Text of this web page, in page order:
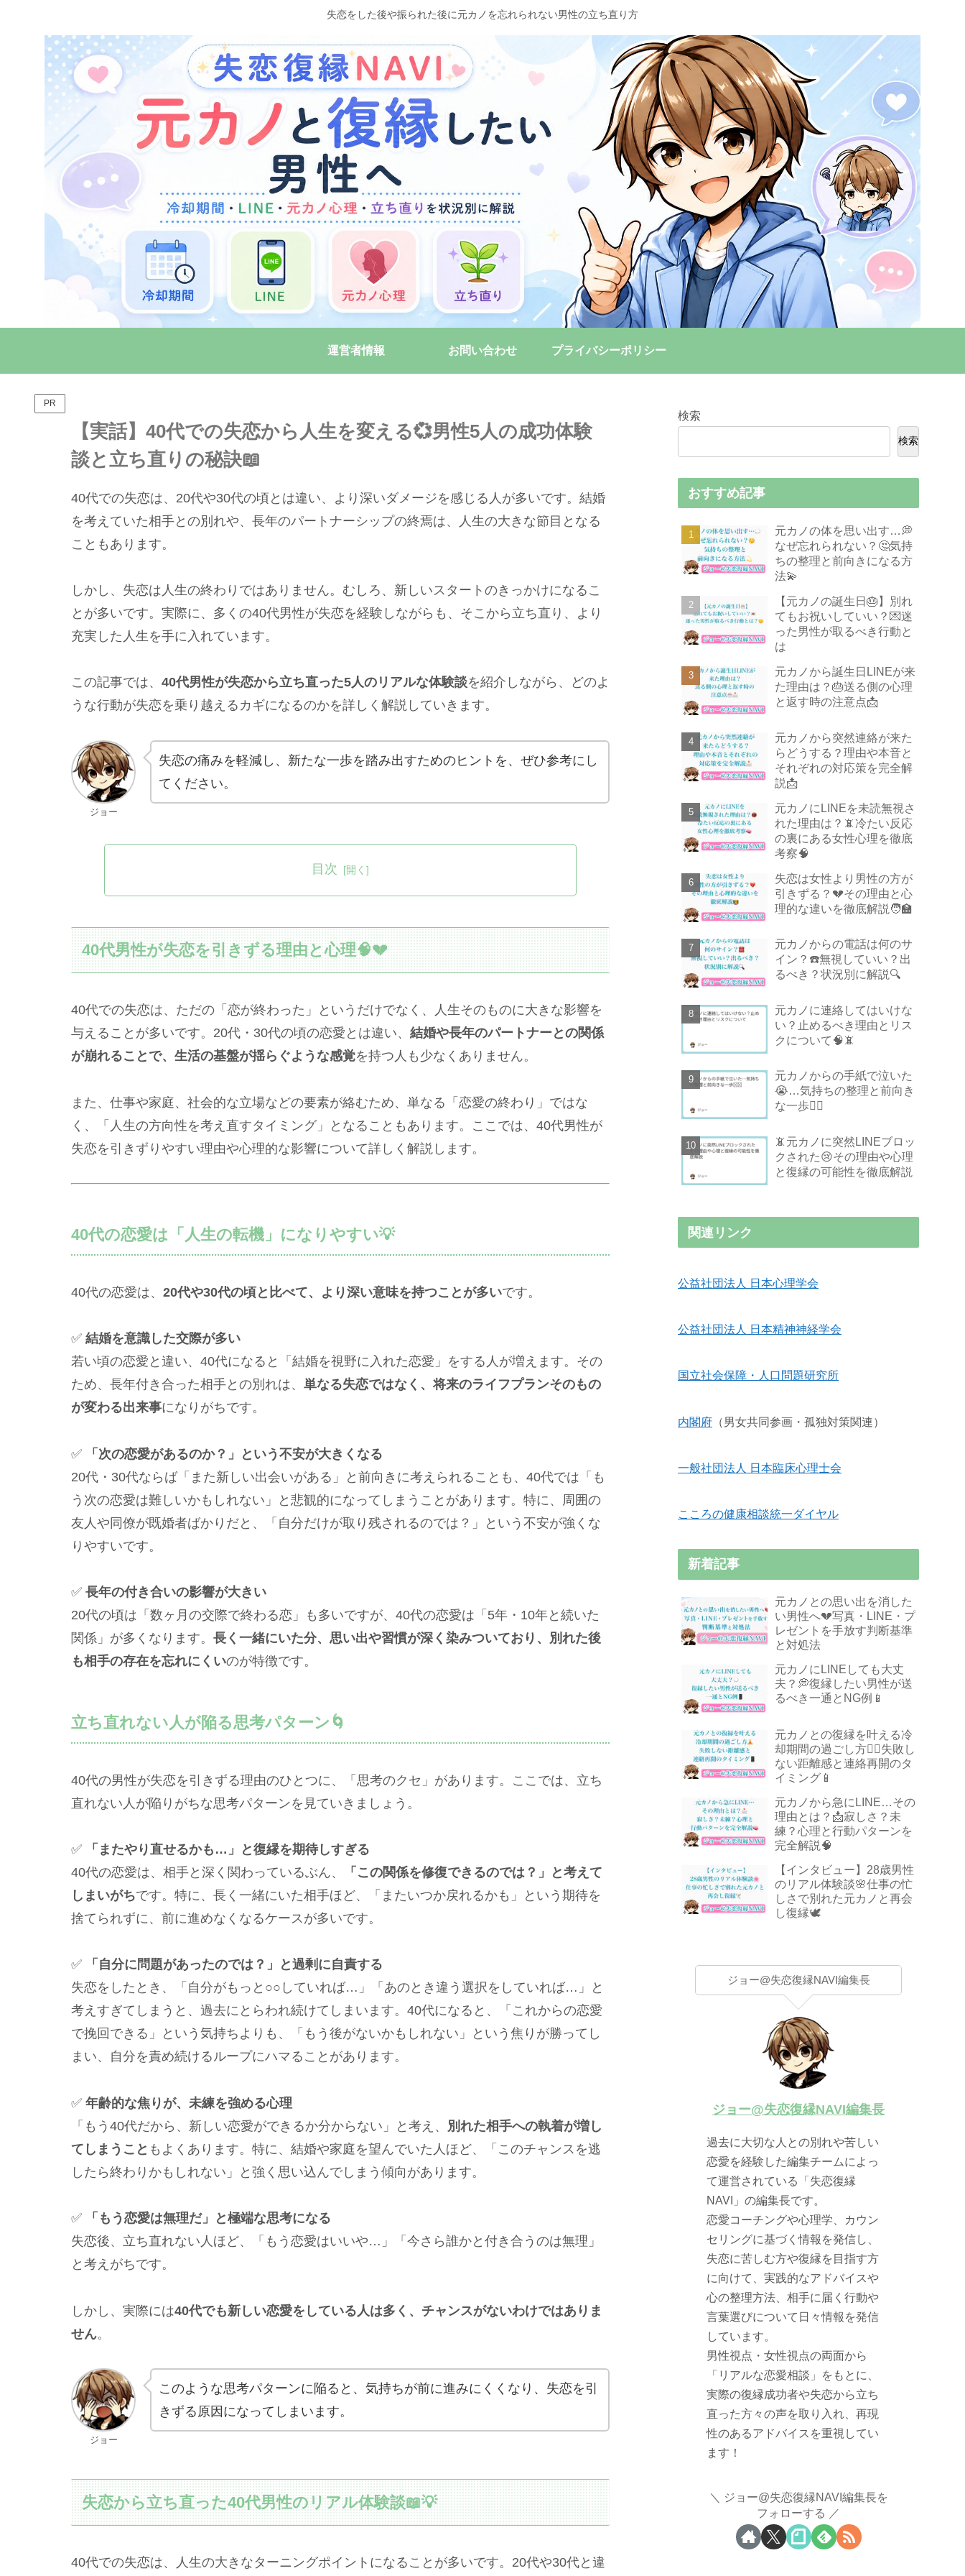
失恋をした後や振られた後に元カノを忘れられない男性の立ち直り方
運営者情報 お問い合わせ プライバシーポリシー
PR
【実話】40代での失恋から人生を変える💞男性5人の成功体験
談と立ち直りの秘訣📖
40代での失恋は、20代や30代の頃とは違い、より深いダメージを感じる人が多いです。結婚
を考えていた相手との別れや、長年のパートナーシップの終焉は、人生の大きな節目となる
こともあります。
しかし、失恋は人生の終わりではありません。むしろ、新しいスタートのきっかけになるこ
とが多いです。実際に、多くの40代男性が失恋を経験しながらも、そこから立ち直り、より
充実した人生を手に入れています。
この記事では、 40代男性が失恋から立ち直った5人のリアルな体験談を紹介しながら、どのよ
うな行動が失恋を乗り越えるカギになるのかを詳しく解説していきます。
ジョー
失恋の痛みを軽減し、新たな一歩を踏み出すためのヒントを、ぜひ参考にし
てください。
目次
40代男性が失恋を引きずる理由と心理🧠💔
40代での失恋は、ただの「恋が終わった」というだけでなく、人生そのものに大きな影響を
与えることが多いです。20代・30代の頃の恋愛とは違い、 結婚や長年のパートナーとの関係
が崩れることで、生活の基盤が揺らぐような感覚を持つ人も少なくありません。
また、仕事や家庭、社会的な立場などの要素が絡むため、単なる「恋愛の終わり」ではな
く、「人生の方向性を考え直すタイミング」となることもあります。ここでは、40代男性が
失恋を引きずりやすい理由や心理的な影響について詳しく解説します。
40代の恋愛は「人生の転機」になりやすい💡
40代の恋愛は、 20代や30代の頃と比べて、より深い意味を持つことが多いです。
✅ 結婚を意識した交際が多い
若い頃の恋愛と違い、40代になると「結婚を視野に入れた恋愛」をする人が増えます。その
ため、長年付き合った相手との別れは、 単なる失恋ではなく、将来のライフプランそのもの
が変わる出来事になりがちです。
✅
「次の恋愛があるのか？」という不安が大きくなる
20代・30代ならば「また新しい出会いがある」と前向きに考えられることも、40代では「も
う次の恋愛は難しいかもしれない」と悲観的になってしまうことがあります。特に、周囲の
友人や同僚が既婚者ばかりだと、「自分だけが取り残されるのでは？」という不安が強くな
りやすいです。
✅ 長年の付き合いの影響が大きい
20代の頃は「数ヶ月の交際で終わる恋」も多いですが、40代の恋愛は「5年・10年と続いた
関係」が多くなります。 長く一緒にいた分、思い出や習慣が深く染みついており、別れた後
も相手の存在を忘れにくいのが特徴です。
立ち直れない人が陥る思考パターン🌀
40代の男性が失恋を引きずる理由のひとつに、「思考のクセ」があります。ここでは、立ち
直れない人が陥りがちな思考パターンを見ていきましょう。
✅
「またやり直せるかも…」と復縁を期待しすぎる
40代の恋愛は、相手と深く関わっているぶん、
「この関係を修復できるのでは？」と考えて
しまいがちです。特に、長く一緒にいた相手ほど、「またいつか戻れるかも」という期待を
捨てられずに、前に進めなくなるケースが多いです。
✅
「自分に問題があったのでは？」と過剰に自責する
失恋をしたとき、「自分がもっと○○していれば…」「あのとき違う選択をしていれば…」と
考えすぎてしまうと、過去にとらわれ続けてしまいます。40代になると、「これからの恋愛
で挽回できる」という気持ちよりも、「もう後がないかもしれない」という焦りが勝ってし
まい、自分を責め続けるループにハマることがあります。
✅ 年齢的な焦りが、未練を強める心理
「もう40代だから、新しい恋愛ができるか分からない」と考え、 別れた相手への執着が増し
てしまうこと もよくあります。特に、結婚や家庭を望んでいた人ほど、「このチャンスを逃
したら終わりかもしれない」と強く思い込んでしまう傾向があります。
✅
「もう恋愛は無理だ」と極端な思考になる
失恋後、立ち直れない人ほど、「もう恋愛はいいや…」「今さら誰かと付き合うのは無理」
と考えがちです。
しかし、実際には40代でも新しい恋愛をしている人は多く、チャンスがないわけではありま
せん。
ジョー
このような思考パターンに陥ると、気持ちが前に進みにくくなり、失恋を引
きずる原因になってしまいます。
失恋から立ち直った40代男性のリアル体験談📖💡
40代での失恋は、人生の大きなターニングポイントになることが多いです。20代や30代と違
検索
検索
おすすめ記事
元カノの体を思い出す…💭
なぜ忘れられない？🤔気持
ちの整理と前向きになる方
法💫
【元カノの誕生日🎂】別れ
てもお祝いしていい？💌迷
った男性が取るべき行動と
は
元カノから誕生日LINEが来
た理由は？🎂送る側の心理
と返す時の注意点📩
元カノから突然連絡が来た
らどうする？理由や本音と
それぞれの対応策を完全解
説📩
元カノにLINEを未読無視さ
れた理由は？📵冷たい反応
の裏にある女性心理を徹底
考察🧠
失恋は女性より男性の方が
引きずる？💔その理由と心
理的な違いを徹底解説🧑‍🏫
元カノからの電話は何のサ
イン？☎️無視していい？出
るべき？状況別に解説🔍
元カノに連絡してはいけな
い？止めるべき理由とリス
クについて🧠📵
元カノからの手紙で泣いた
😭…気持ちの整理と前向き
な一歩🚶‍♂️
📵元カノに突然LINEブロッ
クされた😢その理由や心理
と復縁の可能性を徹底解説
関連リンク
公益社団法人 日本心理学会
公益社団法人 日本精神神経学会
国立社会保障・人口問題研究所
内閣府 （男女共同参画・孤独対策関連）
一般社団法人 日本臨床心理士会
こころの健康相談統一ダイヤル
新着記事
元カノとの思い出を消した
い男性へ💔写真・LINE・プ
レゼントを手放す判断基準
と対処法
元カノにLINEしても大丈
夫？💭復縁したい男性が送
るべき一通とNG例📱
元カノとの復縁を叶える冷
却期間の過ごし方🧘‍♂️失敗し
ない距離感と連絡再開のタ
イミング📱
元カノから急にLINE…その
理由とは？📩寂しさ？未
練？心理と行動パターンを
完全解説🧠
【インタビュー】28歳男性
のリアル体験談🌸仕事の忙
しさで別れた元カノと再会
し復縁🕊️
ジョー@失恋復縁NAVI編集長
ジョー@失恋復縁NAVI編集長
過去に大切な人との別れや苦しい
恋愛を経験した編集チームによっ
て運営されている「失恋復縁
NAVI」の編集長です。
恋愛コーチングや心理学、カウン
セリングに基づく情報を発信し、
失恋に苦しむ方や復縁を目指す方
に向けて、実践的なアドバイスや
心の整理方法、相手に届く行動や
言葉選びについて日々情報を発信
しています。
男性視点・女性視点の両面から
「リアルな恋愛相談」をもとに、
実際の復縁成功者や失恋から立ち
直った方々の声を取り入れ、再現
性のあるアドバイスを重視してい
ます！
ジョー@失恋復縁NAVI編集長を
フォローする